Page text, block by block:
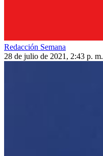
Redacción Semana
28 de julio de 2021, 2:43 p. m.